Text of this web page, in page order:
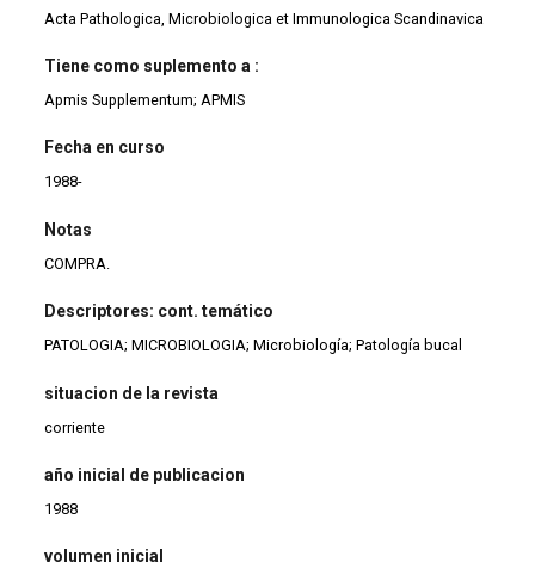
Acta Pathologica, Microbiologica et Immunologica Scandinavica
Tiene como suplemento a :
Apmis Supplementum; APMIS
Fecha en curso
1988-
Notas
COMPRA.
Descriptores: cont. temático
PATOLOGIA; MICROBIOLOGIA; Microbiología; Patología bucal
situacion de la revista
corriente
año inicial de publicacion
1988
volumen inicial